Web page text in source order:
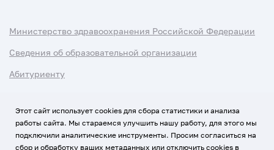
Министерство здравоохранения Российской Федерации
Сведения об образовательной организации
Абитуриенту
Политика обработки персональных данных
Этот сайт использует cookies для сбора статистики и анализа
работы сайта. Мы стараемся улучшить нашу работу, для этого мы
подключили аналитические инструменты. Просим согласиться на
сбор и обработку ваших метаданных или отключить cookies в